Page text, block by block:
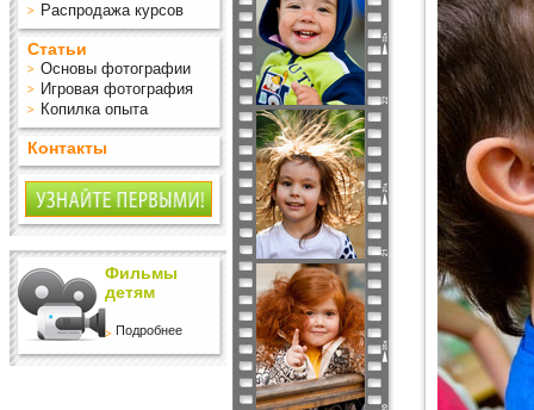
Распродажа курсов
Статьи
Основы фотографии
Игровая фотография
Копилка опыта
Контакты
Фильмы
детям
Подробнее